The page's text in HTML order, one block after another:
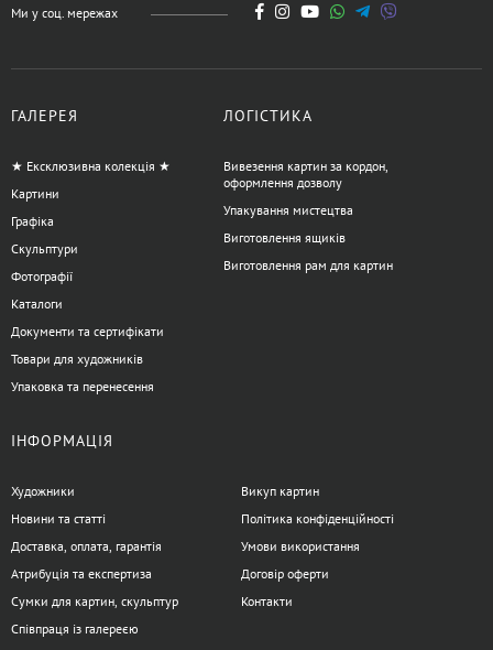
Ми у соц. мережах
ГАЛЕРЕЯ
★ Ексклюзивна колекція ★
Картини
Графіка
Скульптури
Фотографії
Каталоги
Документи та сертифікати
Товари для художників
Упаковка та перенесення
ЛОГІСТИКА
Вивезення картин за кордон,
оформлення дозволу
Упакування мистецтва
Виготовлення ящиків
Виготовлення рам для картин
ІНФОРМАЦІЯ
Художники
Новини та статті
Доставка, оплата, гарантія
Атрибуція та експертиза
Сумки для картин, скульптур
Співпраця із галереєю
Викуп картин
Політика конфіденційності
Умови використання
Договір оферти
Контакти